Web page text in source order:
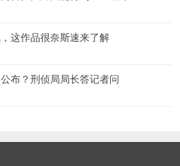
这作品很奈斯速来了解
布？刑侦局局长答记者问